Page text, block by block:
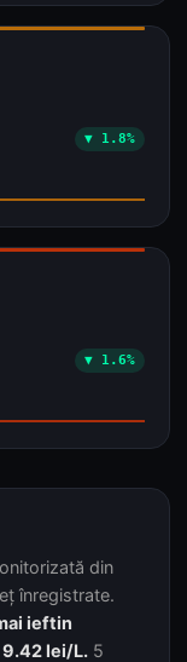
▼ 1.8%
▼ 1.6%
din
înregistrate.
ieftin
9.42 lei/L. 5